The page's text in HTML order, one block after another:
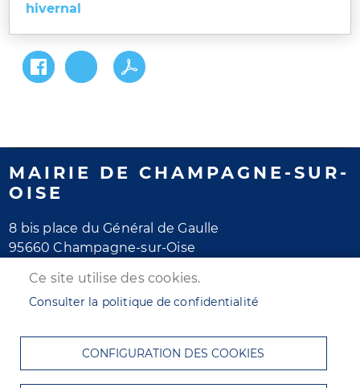
hivernal
MAIRIE DE CHAMPAGNE-SUR-
OISE
8 bis place du Général de Gaulle
95660 Champagne-sur-Oise
Horaires d'ouverture
Vendredi : de 8h30 à 12h et de 13h30 à 16h30
Samedi : de 8h30 à 12h
Ce site utilise des cookies.
Consulter la politique de confidentialité
CONFIGURATION DES COOKIES